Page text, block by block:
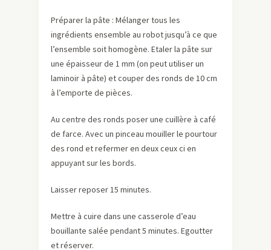
Préparer la pâte : Mélanger tous les
ingrédients ensemble au robot jusqu’à ce que
l’ensemble soit homogène. Etaler la pâte sur
une épaisseur de 1 mm (on peut utiliser un
laminoir à pâte) et couper des ronds de 10 cm
à l’emporte de pièces.
Au centre des ronds poser une cuillère à café
de farce. Avec un pinceau mouiller le pourtour
des rond et refermer en deux ceux ci en
appuyant sur les bords.
Laisser reposer 15 minutes.
Mettre à cuire dans une casserole d’eau
bouillante salée pendant 5 minutes. Egoutter
et réserver.